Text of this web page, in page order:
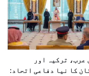
عرب، ترکیہ اور
کا نیا دفاعی اتحاد: